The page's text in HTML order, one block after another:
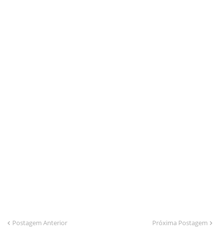
Postagem Anterior Próxima Postagem